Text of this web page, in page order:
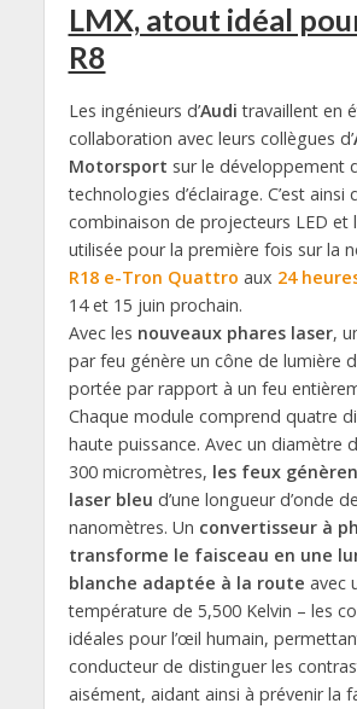
LMX, atout idéal
R8
Les ingénieurs d’Audi travaillent en
collaboration avec leurs collègues d’
Motorsport sur le développement
technologies d’éclairage. C’est ainsi
combinaison de projecteurs LED et
utilisée pour la première fois sur la
R18 e-Tron Quattro aux 24
14 et 15 juin prochain.
Avec les nouveaux phares laser,
par feu génère un cône de lumière
portée par rapport à un feu
Chaque module comprend quatre
haute puissance. Avec un diamètre
300 micromètres, les feux
laser bleu d’une longueur d’onde
nanomètres. Un convertisseur à
transforme le faisceau en une
blanche adaptée à la route avec
température de 5,500 Kelvin – les
idéales pour l’œil humain,
conducteur de distinguer les
aisément, aidant ainsi à prévenir la